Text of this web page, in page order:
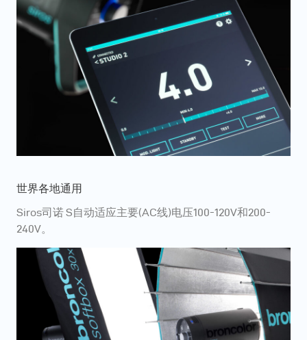
世界各地通用
Siros司诺 S自动适应主要(AC线)电压100-120V和200-
240V。